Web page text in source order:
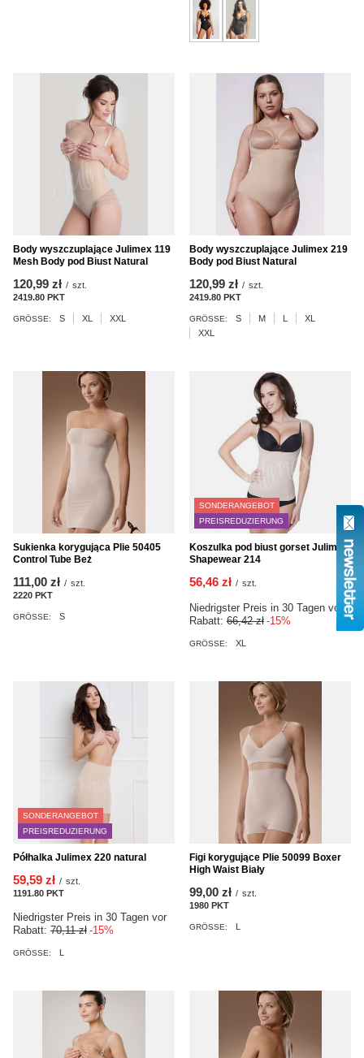
Body wyszczuplające Julimex 119
Mesh Body pod Biust Natural
120,99 zł / szt.
2419.80 PKT
GRÖSSE: S XL XXL
Body wyszczuplające Julimex 219
Body pod Biust Natural
120,99 zł / szt.
2419.80 PKT
GRÖSSE: S M L
XL
XXL
Sukienka korygująca Plie 50405
Control Tube Beż
111,00 zł / szt.
2220 PKT
GRÖSSE: S
SONDERANGEBOT
PREISREDUZIERUNG
Koszulka pod biust gorset Julimex
Shapewear 214
56,46 zł / szt.
Niedrigster Preis in 30 Tagen vor
Rabatt: 66,42 zł -15%
GRÖSSE: XL
SONDERANGEBOT
PREISREDUZIERUNG
Półhalka Julimex 220 natural
59,59 zł / szt.
1191.80 PKT
Niedrigster Preis in 30 Tagen vor
Rabatt: 70,11 zł -15%
GRÖSSE: L
Figi korygujące Plie 50099 Boxer
High Waist Biały
99,00 zł / szt.
1980 PKT
GRÖSSE: L